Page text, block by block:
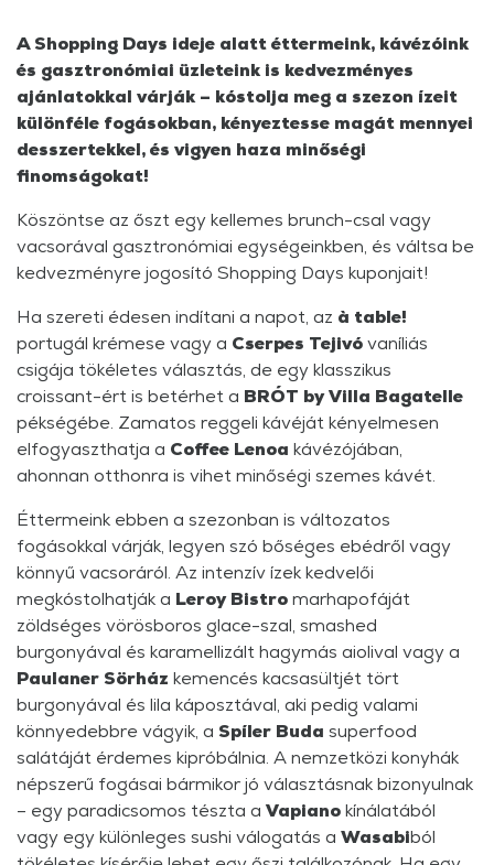
A Shopping Days ideje alatt éttermeink, kávézóink
és gasztronómiai üzleteink is kedvezményes
ajánlatokkal várják – kóstolja meg a szezon ízeit
különféle fogásokban, kényeztesse magát mennyei
desszertekkel, és vigyen haza minőségi
finomságokat!
Köszöntse az őszt egy kellemes brunch-csal vagy
vacsorával gasztronómiai egységeinkben, és váltsa be
kedvezményre jogosító Shopping Days kuponjait!
Ha szereti édesen indítani a napot, az à table!
portugál krémese vagy a Cserpes Tejivóvaníliás
csigája tökéletes választás, de egy klasszikus
croissant-ért is betérhet a BRÓT by Villa Bagatelle
pékségébe. Zamatos reggeli kávéját kényelmesen
elfogyaszthatja a Coffee Lenoa kávézójában,
ahonnan otthonra is vihet minőségi szemes kávét.
Éttermeink ebben a szezonban is változatos
fogásokkal várják, legyen szó bőséges ebédről vagy
könnyű vacsoráról. Az intenzív ízek kedvelői
megkóstolhatják a Leroy Bistromarhapofáját
zöldséges vörösboros glace-szal, smashed
burgonyával és karamellizált hagymás aiolival vagy a
Paulaner Sörház kemencés kacsasültjét tört
burgonyával és lila káposztával, aki pedig valami
könnyedebbre vágyik, a Spíler Buda superfood
salátáját érdemes kipróbálnia. A nemzetközi konyhák
népszerű fogásai bármikor jó választásnak bizonyulnak
– egy paradicsomos tészta a Vapianokínálatából
vagy egy különleges sushi válogatás a Wasabiból